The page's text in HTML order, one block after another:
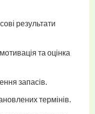
результати
та оцінка
запасів.
термінів.